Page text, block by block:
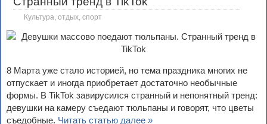
Культура, отдых, спорт
8 Марта уже стало историей, но тема праздника многих не
отпускает и иногда приобретает достаточно необычные
формы. В TikTok завирусился странный и непонятный тренд:
девушки на камеру съедают тюльпаны и говорят, что цветы
съедобные. Читать статью далее »